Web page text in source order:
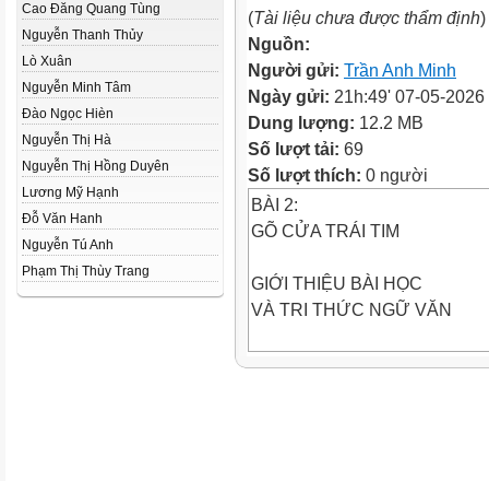
Cao Đăng Quang Tùng
Nguyễn Thanh Thủy
Lò Xuân
Nguyễn Minh Tâm
Đào Ngọc Hièn
Nguyễn Thị Hà
Nguyễn Thị Hồng Duyên
Lương Mỹ Hạnh
Đỗ Văn Hanh
Nguyễn Tú Anh
Phạm Thị Thùy Trang
(Tài liệu chưa được thẩm định)
Nguồn:
Người gửi: Trần Anh Minh
Ngày gửi: 21h:49' 07-05-2026
Dung lượng: 12.2 MB
Số lượt tải: 69
Số lượt thích: 0 người
BÀI 2:
GÕ CỬA TRÁI TIM
GIỚI THIỆU BÀI HỌC
VÀ TRI THỨC NGỮ VĂN